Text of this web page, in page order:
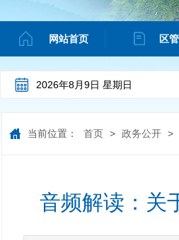
网站首页 区
2026年8月9日 星期日
当前位置： 首页 > 政务公开 >
音频解读：关